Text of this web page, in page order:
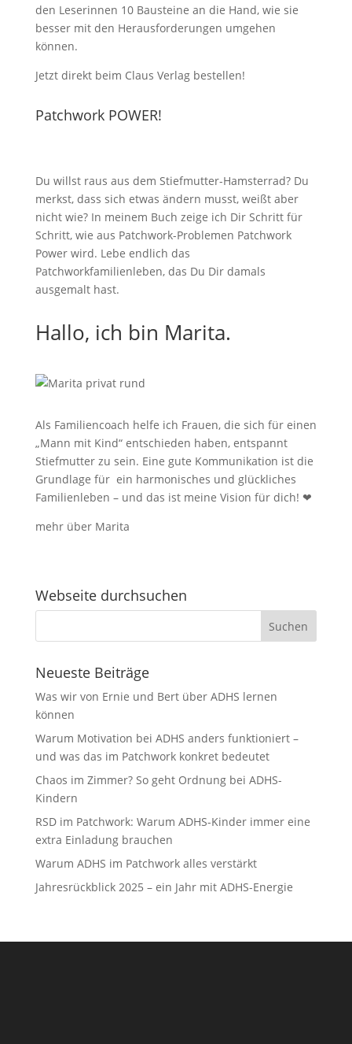
den Leserinnen 10 Bausteine an die Hand, wie sie
besser mit den Herausforderungen umgehen
können.
Jetzt direkt beim Claus Verlag bestellen!
Patchwork POWER!
Du willst raus aus dem Stiefmutter-Hamsterrad? Du
merkst, dass sich etwas ändern musst, weißt aber
nicht wie? In meinem Buch zeige ich Dir Schritt für
Schritt, wie aus Patchwork-Problemen Patchwork
Power wird. Lebe endlich das
Patchworkfamilienleben, das Du Dir damals
ausgemalt hast.
Hallo, ich bin Marita.
Als Familiencoach helfe ich Frauen, die sich für einen
„Mann mit Kind“ entschieden haben, entspannt
Stiefmutter zu sein. Eine gute Kommunikation ist die
Grundlage für ein harmonisches und glückliches
Familienleben – und das ist meine Vision für dich! ❤
mehr über Marita
Webseite durchsuchen
Neueste Beiträge
Was wir von Ernie und Bert über ADHS lernen
können
Warum Motivation bei ADHS anders funktioniert –
und was das im Patchwork konkret bedeutet
Chaos im Zimmer? So geht Ordnung bei ADHS-
Kindern
RSD im Patchwork: Warum ADHS-Kinder immer eine
extra Einladung brauchen
Warum ADHS im Patchwork alles verstärkt
Jahresrückblick 2025 – ein Jahr mit ADHS-Energie